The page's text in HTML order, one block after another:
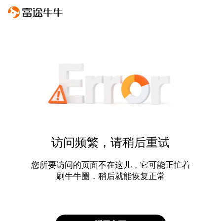
访问频繁，请稍后重试
您所要访问的页面不在这儿，它可能正忙着
刷牛牛圈，稍后就能恢复正常